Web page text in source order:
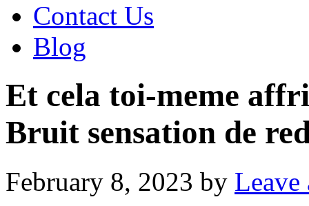
Contact Us
Blog
Et cela toi-meme
Bruit sensation de
February 8, 2023 by Leave